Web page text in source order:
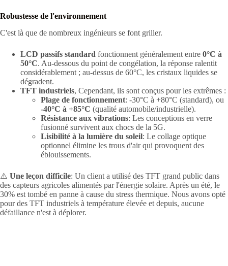
Robustesse de l'environnement
C'est là que de nombreux ingénieurs se font griller.
LCD passifs standard fonctionnent généralement entre 0°C à
50°C. Au-dessous du point de congélation, la réponse ralentit
considérablement ; au-dessus de 60°C, les cristaux liquides se
dégradent.
TFT industriels, Cependant, ils sont conçus pour les extrêmes :
Plage de fonctionnement: -30°C à +80°C (standard), ou
-40°C à +85°C (qualité automobile/industrielle).
Résistance aux vibrations: Les conceptions en verre
fusionné survivent aux chocs de la 5G.
Lisibilité à la lumière du soleil: Le collage optique
optionnel élimine les trous d'air qui provoquent des
éblouissements.
⚠️ Une leçon difficile: Un client a utilisé des TFT grand public dans
des capteurs agricoles alimentés par l'énergie solaire. Après un été, le
30% est tombé en panne à cause du stress thermique. Nous avons opté
pour des TFT industriels à température élevée et depuis, aucune
défaillance n'est à déplorer.